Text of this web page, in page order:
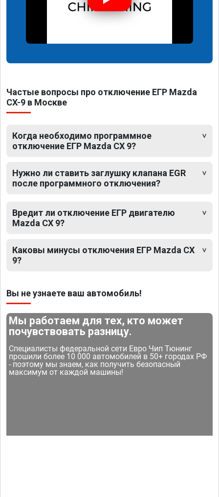
Частые вопросы про отключение ЕГР Mazda
CX-9 в Москве
Когда необходимо программное
отключение ЕГР Mazda CX 9?
Нужно ли ставить заглушку клапана EGR
после программного отключения?
Вредит ли отключение ЕГР двигателю
Mazda CX 9?
Каковы минусы отключения ЕГР Mazda CX
9?
Вы не узнаете ваш автомобиль!
Мы работаем для тех, кто может
почувствовать разницу.
Специалисты федеральной сети Евро Чип Тюнинг
прошили более 10 000 автомобилей в 50+ городах РФ
- поэтому мы знаем, как получить безопасный
максимум от каждой машины!